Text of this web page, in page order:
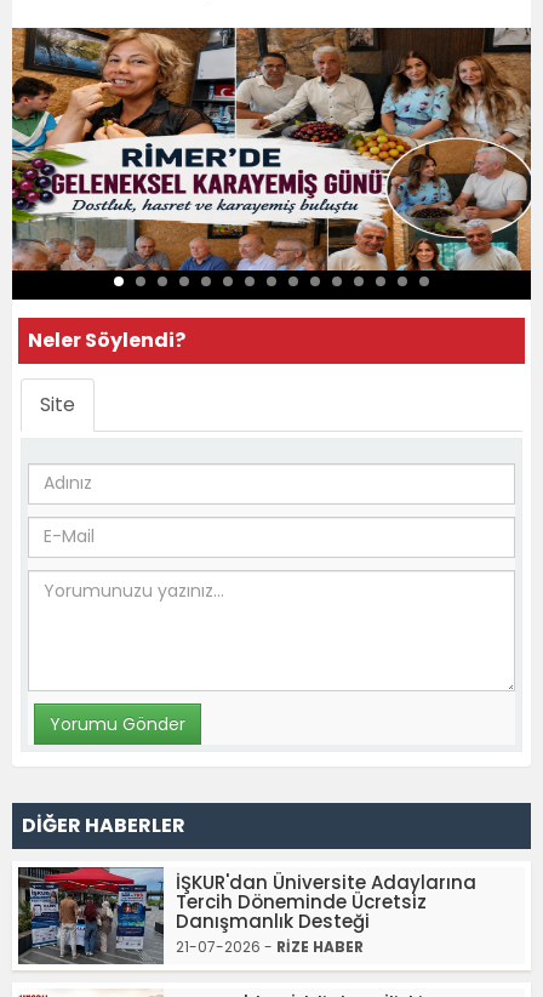
Neler Söylendi?
Site
DİĞER HABERLER
İŞKUR'dan Üniversite Adaylarına
Tercih Döneminde Ücretsiz
Danışmanlık Desteği
21-07-2026 - RİZE HABER